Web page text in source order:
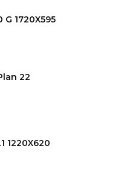
1720X595
22
1220X620